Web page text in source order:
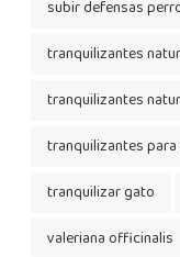
subir defensas
tranquilizantes
tranquilizantes
tranquilizantes
tranquilizar gato
valeriana officinalis